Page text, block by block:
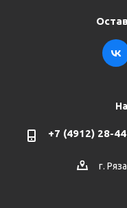
+7 (4912) 28-
г.